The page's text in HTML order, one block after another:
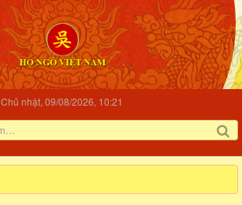
Chủ nhật, 09/08/2026, 10:21